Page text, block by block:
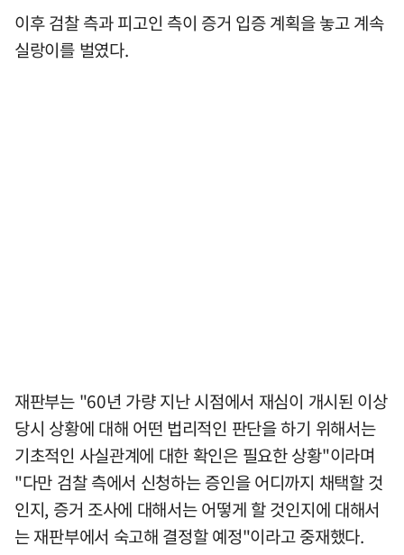
이후 검찰 측과 피고인 측이 증거 입증 계획을 놓고 계속
실랑이를 벌였다.
재판부는 "60년 가량 지난 시점에서 재심이 개시된 이상
당시 상황에 대해 어떤 법리적인 판단을 하기 위해서는
기초적인 사실관계에 대한 확인은 필요한 상황"이라며
"다만 검찰 측에서 신청하는 증인을 어디까지 채택할 것
인지, 증거 조사에 대해서는 어떻게 할 것인지에 대해서
는 재판부에서 숙고해 결정할 예정"이라고 중재했다.